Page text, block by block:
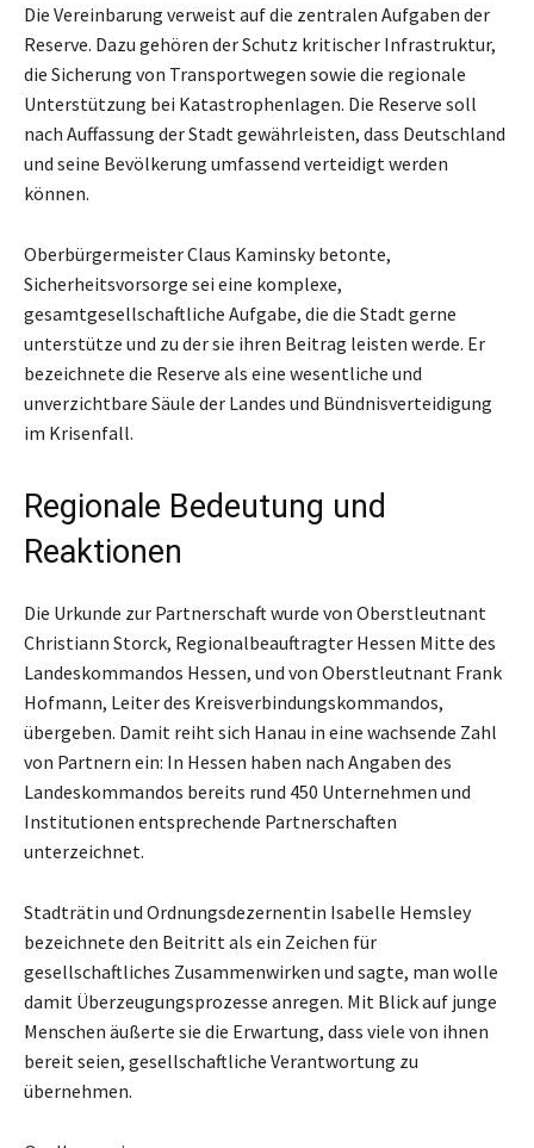
Die Vereinbarung verweist auf die zentralen Aufgaben der
Reserve. Dazu gehören der Schutz kritischer Infrastruktur,
die Sicherung von Transportwegen sowie die regionale
Unterstützung bei Katastrophenlagen. Die Reserve soll
nach Auffassung der Stadt gewährleisten, dass Deutschland
und seine Bevölkerung umfassend verteidigt werden
können.
Oberbürgermeister Claus Kaminsky betonte,
Sicherheitsvorsorge sei eine komplexe,
gesamtgesellschaftliche Aufgabe, die die Stadt gerne
unterstütze und zu der sie ihren Beitrag leisten werde. Er
bezeichnete die Reserve als eine wesentliche und
unverzichtbare Säule der Landes und Bündnisverteidigung
im Krisenfall.
Regionale Bedeutung und
Reaktionen
Die Urkunde zur Partnerschaft wurde von Oberstleutnant
Christiann Storck, Regionalbeauftragter Hessen Mitte des
Landeskommandos Hessen, und von Oberstleutnant Frank
Hofmann, Leiter des Kreisverbindungskommandos,
übergeben. Damit reiht sich Hanau in eine wachsende Zahl
von Partnern ein: In Hessen haben nach Angaben des
Landeskommandos bereits rund 450 Unternehmen und
Institutionen entsprechende Partnerschaften
unterzeichnet.
Stadträtin und Ordnungsdezernentin Isabelle Hemsley
bezeichnete den Beitritt als ein Zeichen für
gesellschaftliches Zusammenwirken und sagte, man wolle
damit Überzeugungsprozesse anregen. Mit Blick auf junge
Menschen äußerte sie die Erwartung, dass viele von ihnen
bereit seien, gesellschaftliche Verantwortung zu
übernehmen.